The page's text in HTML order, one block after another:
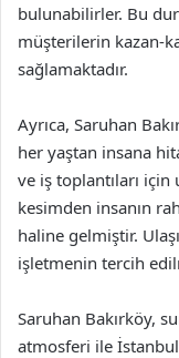
bulunabilirler. Bu
müşterilerin kazan-
sağlamaktadır.
Ayrıca, Saruhan
her yaştan insana
ve iş toplantıları
kesimden insanın
haline gelmiştir.
işletmenin tercih
Saruhan Bakırköy,
atmosferi ile